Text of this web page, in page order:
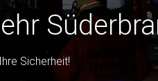
Sicherheit!